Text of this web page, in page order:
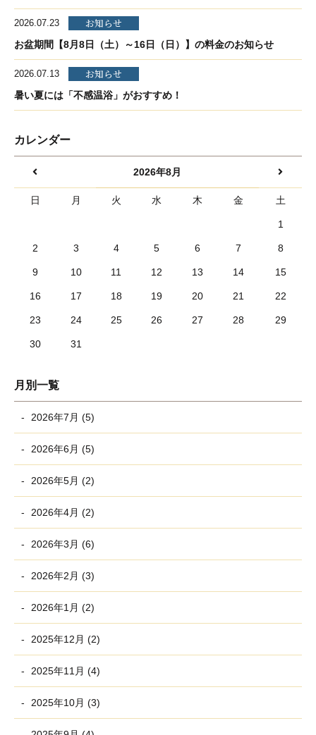
2026.07.23 お知らせ
お盆期間【8月8日（土）～16日（日）】の料金のお知らせ
2026.07.13 お知らせ
暑い夏には「不感温浴」がおすすめ！
カレンダー
2026年8月
日 月 火 水 木 金 土
1
2 3 4 5 6 7 8
9 10 11 12 13 14 15
16 17 18 19 20 21 22
23 24 25 26 27 28 29
30 31
月別一覧
2026年7月 (5)
2026年6月 (5)
2026年5月 (2)
2026年4月 (2)
2026年3月 (6)
2026年2月 (3)
2026年1月 (2)
2025年12月 (2)
2025年11月 (4)
2025年10月 (3)